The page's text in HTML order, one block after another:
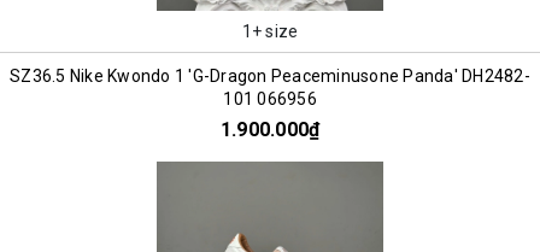
1+ size
SZ36.5 Nike Kwondo 1 'G-Dragon Peaceminusone Panda' DH2482-
101 066956
1.900.000₫